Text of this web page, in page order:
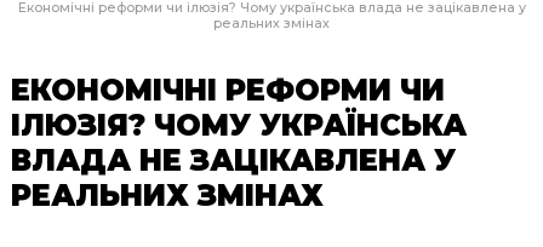
Економічні реформи чи ілюзія? Чому українська влада не зацікавлена у
реальних змінах
ЕКОНОМІЧНІ РЕФОРМИ ЧИ
ІЛЮЗІЯ? ЧОМУ УКРАЇНСЬКА
ВЛАДА НЕ ЗАЦІКАВЛЕНА У
РЕАЛЬНИХ ЗМІНАХ